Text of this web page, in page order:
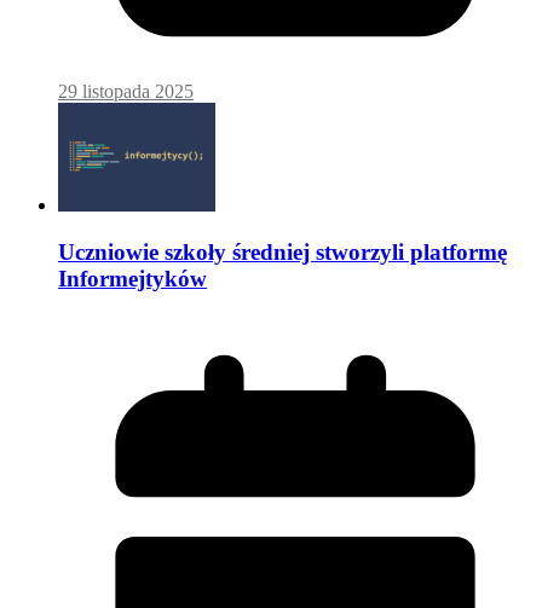
29 listopada 2025
Uczniowie szkoły średniej stworzyli platformę
Informejtyków